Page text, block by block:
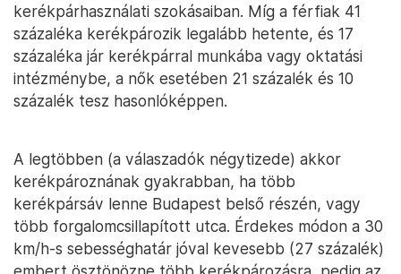
kerékpárhasználati szokásaiban. Míg a férfiak 41
százaléka kerékpározik legalább hetente, és 17
százaléka jár kerékpárral munkába vagy oktatási
intézménybe, a nők esetében 21 százalék és 10
százalék tesz hasonlóképpen.
A legtöbben (a válaszadók négytizede) akkor
kerékpároznának gyakrabban, ha több
kerékpársáv lenne Budapest belső részén, vagy
több forgalomcsillapított utca. Érdekes módon a 30
km/h-s sebességhatár jóval kevesebb (27 százalék)